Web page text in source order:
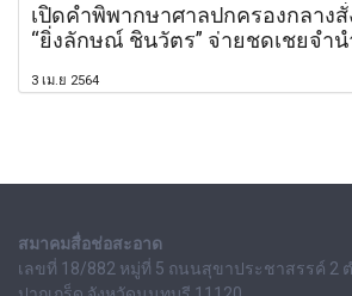
เปิดคำพิพากษาศาลปกครองกลาง
“ยิ่งลักษณ์ ชินวัตร” จ่ายชดเชยจำ
3 เม.ย 2564
สมาคมสื่อช่อสะอาด
เลขที่ 18/882 หมู่ที่ 5 ถนนสุขาประชาสรรค์ 2